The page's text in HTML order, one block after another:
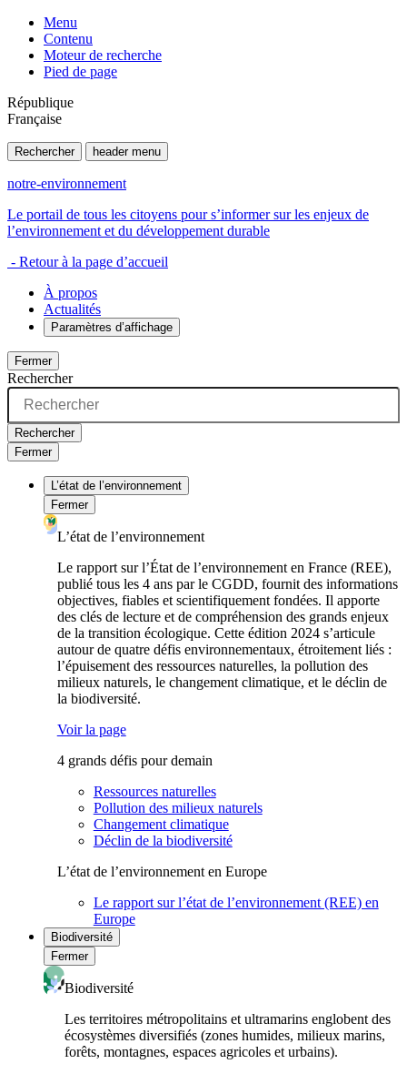
Menu
Contenu
Moteur de recherche
Pied de page
République
Française
Rechercher header menu
notre-environnement
Le portail de tous les citoyens pour s’informer sur les enjeux de
l’environnement et du développement durable
- Retour à la page d’accueil
À propos
Actualités
Paramètres d’affichage
Fermer
Rechercher
Rechercher
Fermer
L’état de l’environnement
Fermer
L’état de l’environnement
Le rapport sur l’État de l’environnement en France (REE),
publié tous les 4 ans par le CGDD, fournit des informations
objectives, fiables et scientifiquement fondées. Il apporte
des clés de lecture et de compréhension des grands enjeux
de la transition écologique. Cette édition 2024 s’articule
autour de quatre défis environnementaux, étroitement liés :
l’épuisement des ressources naturelles, la pollution des
milieux naturels, le changement climatique, et le déclin de
la biodiversité.
Voir la page
4 grands défis pour demain
Ressources naturelles
Pollution des milieux naturels
Changement climatique
Déclin de la biodiversité
L’état de l’environnement en Europe
Le rapport sur l’état de l’environnement (REE) en
Europe
Biodiversité
Fermer
Biodiversité
Les territoires métropolitains et ultramarins englobent des
écosystèmes diversifiés (zones humides, milieux marins,
forêts, montagnes, espaces agricoles et urbains).